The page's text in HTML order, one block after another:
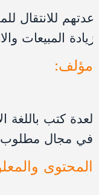
للانتقال
:مؤلف
لعدة كتب باللغة
في مجال مطلوب
:المحتوى